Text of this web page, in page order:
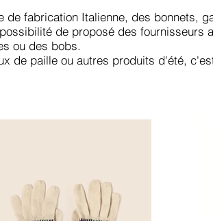
fabrication Italienne, des bonnets,
de proposé des fournisseurs
ou des bobs.
de paille ou autres produits d'été,